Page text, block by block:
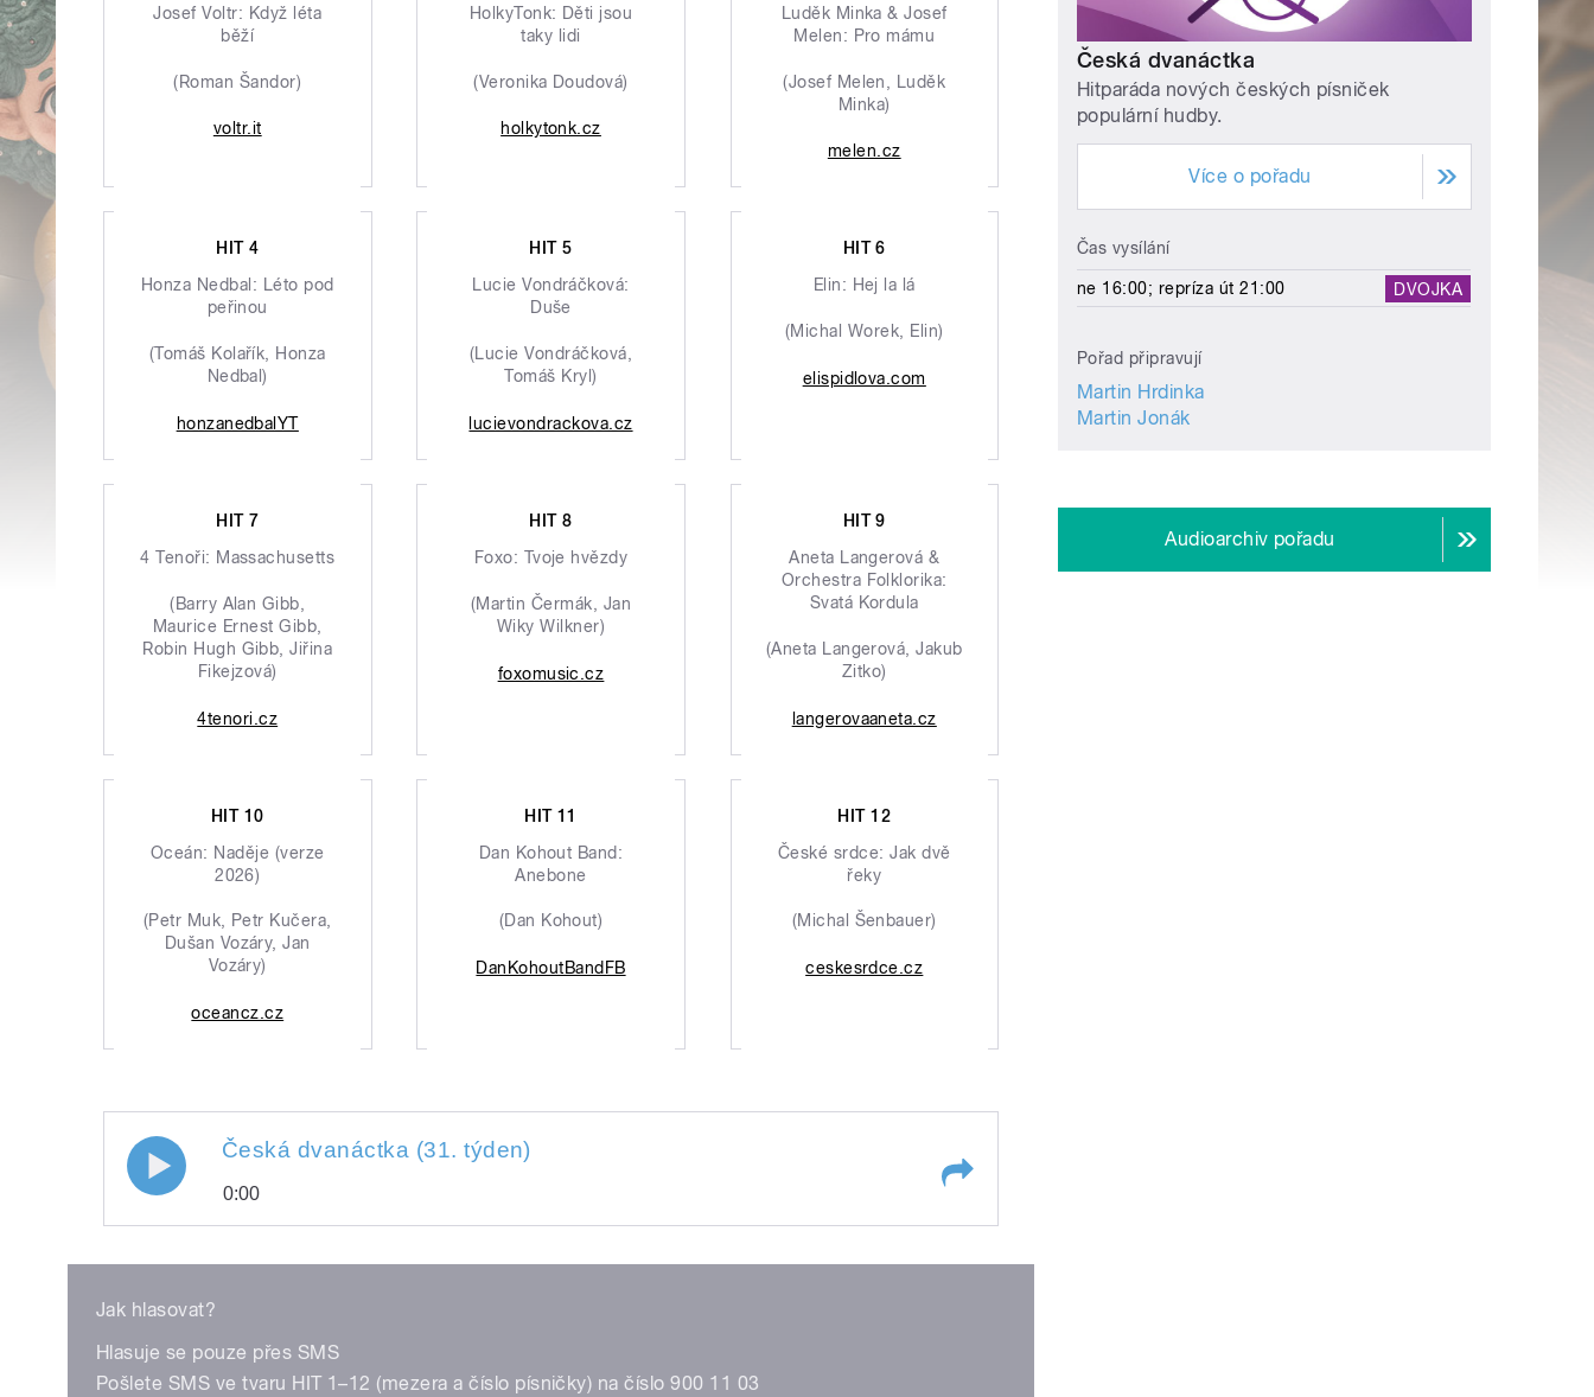
Josef Voltr: Když léta
běží
(Roman Šandor)
voltr.it
HolkyTonk: Děti jsou
taky lidi
(Veronika Doudová)
holkytonk.cz
Luděk Minka & Josef
Melen: Pro mámu
(Josef Melen, Luděk
Minka)
melen.cz
HIT 4
Honza Nedbal: Léto pod
peřinou
(Tomáš Kolařík, Honza
Nedbal)
honzanedbalYT
HIT 5
Lucie Vondráčková:
Duše
(Lucie Vondráčková,
Tomáš Kryl)
lucievondrackova.cz
HIT 6
Elin: Hej la lá
(Michal Worek, Elin)
elispidlova.com
HIT 7
4 Tenoři: Massachusetts
(Barry Alan Gibb,
Maurice Ernest Gibb,
Robin Hugh Gibb, Jiřina
Fikejzová)
4tenori.cz
HIT 8
Foxo: Tvoje hvězdy
(Martin Čermák, Jan
Wiky Wilkner)
foxomusic.cz
HIT 9
Aneta Langerová &
Orchestra Folklorika:
Svatá Kordula
(Aneta Langerová, Jakub
Zitko)
langerovaaneta.cz
HIT 10
Oceán: Naděje (verze
2026)
(Petr Muk, Petr Kučera,
Dušan Vozáry, Jan
Vozáry)
oceancz.cz
HIT 11
Dan Kohout Band:
Anebone
(Dan Kohout)
DanKohoutBandFB
HIT 12
České srdce: Jak dvě
řeky
(Michal Šenbauer)
ceskesrdce.cz
Česká dvanáctka (31. týden)
0:00
Jak hlasovat?
Hlasuje se pouze přes SMS
Pošlete SMS ve tvaru HIT 1–12 (mezera a číslo písničky) na číslo 900 11 03
Česká dvanáctka
Hitparáda nových českých písniček
populární hudby.
Více o pořadu
Čas vysílání
ne 16:00; repríza út 21:00 DVOJKA
Pořad připravují
Martin Hrdinka
Martin Jonák
Audioarchiv pořadu